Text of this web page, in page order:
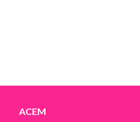
ACEM